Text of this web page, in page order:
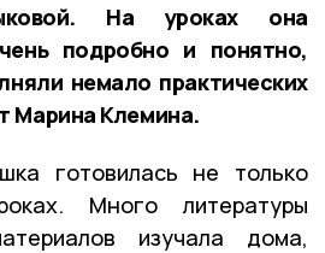
На уроках она
подробно и понятно,
немало практических
Марина Клемина.
готовилась не только
Много литературы
изучала дома,